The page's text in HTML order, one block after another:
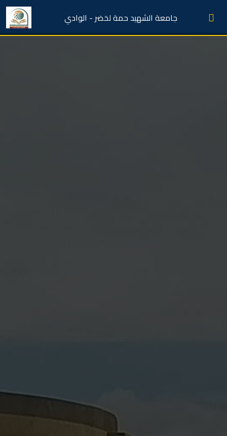
جامعة الشهيد حمة لخضر - الوادي